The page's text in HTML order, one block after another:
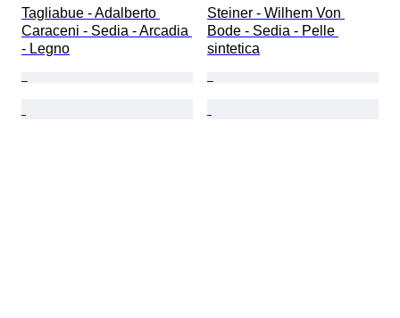
Tagliabue - Adalberto
Caraceni - Sedia - Arcadia
- Legno
Steiner - Wilhem Von
Bode - Sedia - Pelle
sintetica